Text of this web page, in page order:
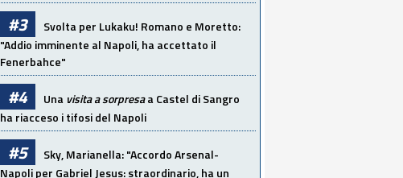
#3
Svolta per Lukaku! Romano e Moretto:
"Addio imminente al Napoli, ha accettato il
Fenerbahce"
#4 Una visita a sorpresaa Castel di Sangro
ha riacceso i tifosi del Napoli
#5
Sky, Marianella: "Accordo Arsenal-
Napoli per Gabriel Jesus: straordinario, ha un